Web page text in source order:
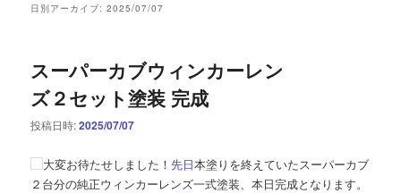
日別アーカイブ:2025/07/07
スーパーカブウィンカーレン
ズ２セット塗装 完成
投稿日時:2025/07/07
大変お待たせしました！先日本塗りを終えていたスーパーカブ
２台分の純正ウィンカーレンズ一式塗装、本日完成となります。